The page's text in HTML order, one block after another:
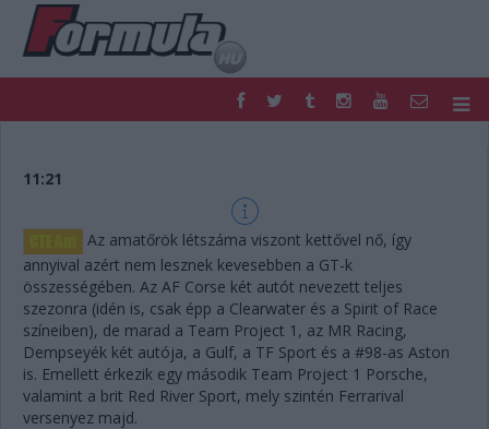
FORMULA
HAZAI
RETRO
PODCAST
SHOP
LIVE
TIPPJÁTÉK
DIGITÁLIS MAGAZIN
PONTÁLLÁSOK
VERSENYNAPTÁRAK
11:21
Az amatőrök létszáma viszont kettővel nő, így
annyival azért nem lesznek kevesebben a GT-k
összességében. Az AF Corse két autót nevezett teljes
szezonra (idén is, csak épp a Clearwater és a Spirit of Race
színeiben), de marad a Team Project 1, az MR Racing,
Dempseyék két autója, a Gulf, a TF Sport és a #98-as Aston
is. Emellett érkezik egy második Team Project 1 Porsche,
valamint a brit Red River Sport, mely szintén Ferrarival
versenyez majd.